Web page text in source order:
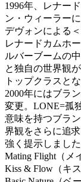
1996年、レナー
ン・ウィーラー
デヴォンによる
レナードカムホ
ルバーブームの
と独自の世界観
トップクラスと
2000年にはブラ
変更。LONE=孤
意味を持つブラ
界観をさらに追
強く提示しまし
Mating Flight（メ
Kiss & Flow（キ